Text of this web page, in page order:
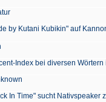
by Kutani Kubikin" auf
Index bei diversen
In Time" sucht Nativspeaker